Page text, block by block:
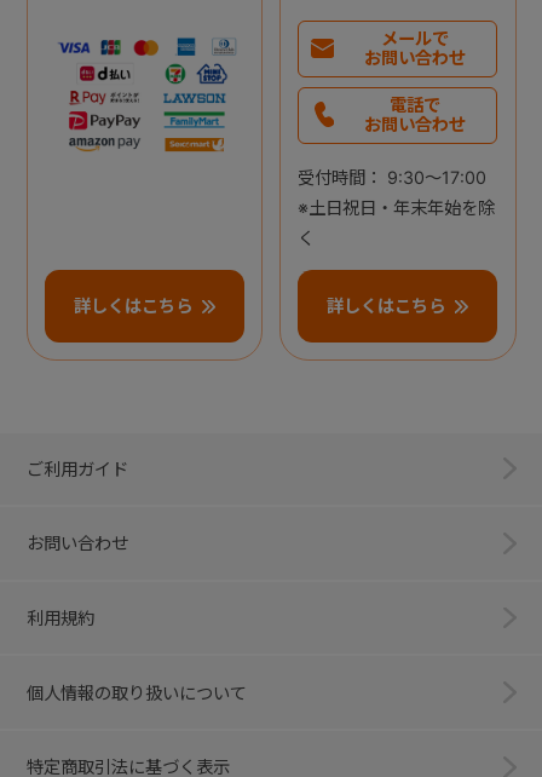
詳しくはこちら
メールで
お問い合わせ
電話で
お問い合わせ
受付時間： 9:30～17:00
※土日祝日・年末年始を除
く
詳しくはこちら
ご利用ガイド
お問い合わせ
利用規約
個人情報の取り扱いについて
特定商取引法に基づく表示